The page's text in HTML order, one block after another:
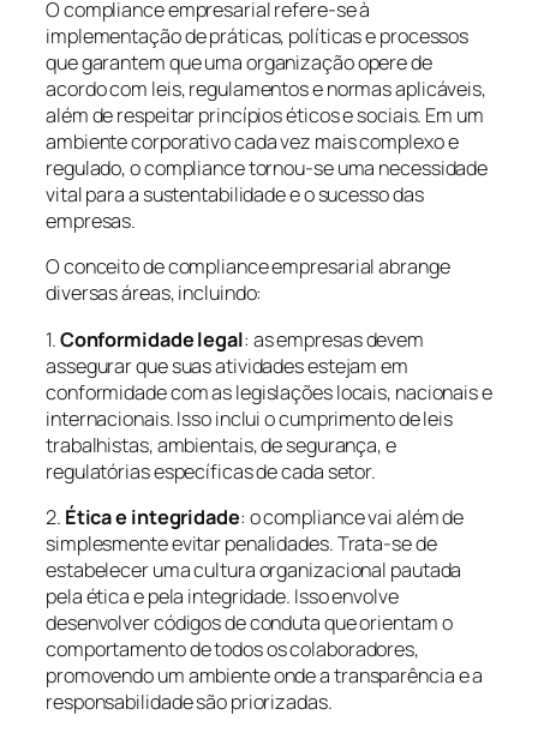
O compliance empresarial refere-se à
implementação de práticas, políticas e processos
que garantem que uma organização opere de
acordo com leis, regulamentos e normas aplicáveis,
além de respeitar princípios éticos e sociais. Em um
ambiente corporativo cada vez mais complexo e
regulado, o compliance tornou-se uma necessidade
vital para a sustentabilidade e o sucesso das
empresas.
O conceito de compliance empresarial abrange
diversas áreas, incluindo:
1.Conformidade legal: as empresas devem
assegurar que suas atividades estejam em
conformidade com as legislações locais, nacionais e
internacionais. Isso inclui o cumprimento de leis
trabalhistas, ambientais, de segurança, e
regulatórias específicas de cada setor.
2. Ética e integridade: o compliance vai além de
simplesmente evitar penalidades. Trata-se de
estabelecer uma cultura organizacional pautada
pela ética e pela integridade. Isso envolve
desenvolver códigos de conduta que orientam o
comportamento de todos os colaboradores,
promovendo um ambiente onde a transparência e a
responsabilidade são priorizadas.